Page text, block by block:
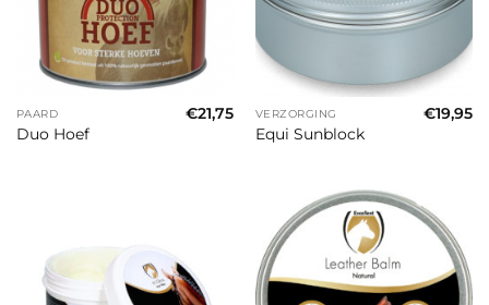
PAARD
Duo Hoef
€21,75 VERZORGING
Equi Sunblock
€19,95